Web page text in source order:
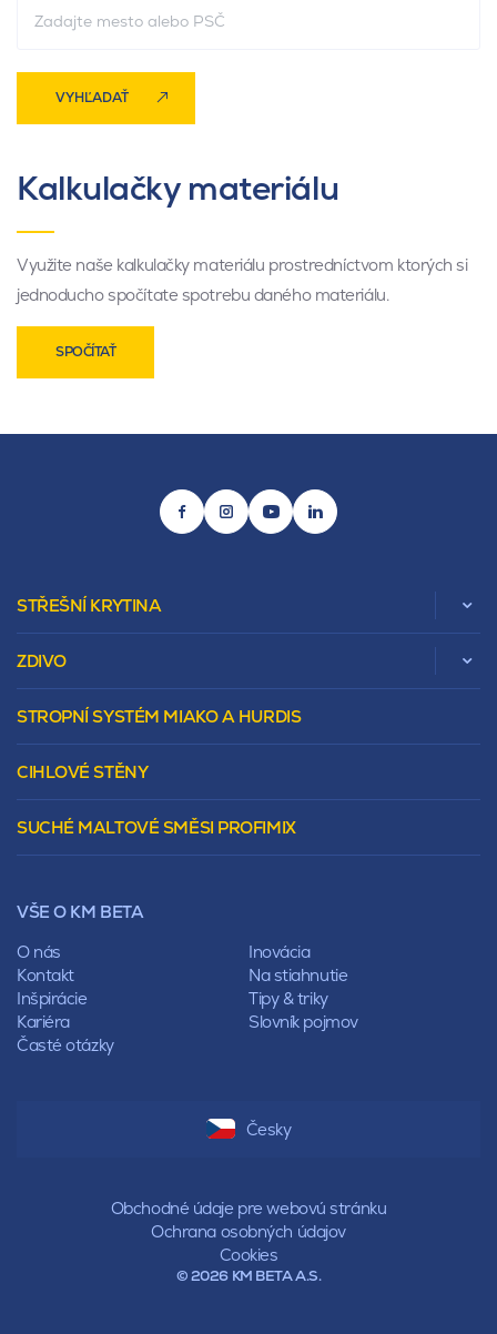
VYHĽADAŤ
Kalkulačky materiálu
Využite naše kalkulačky materiálu prostredníctvom ktorých si
jednoducho spočítate spotrebu daného materiálu.
SPOČÍTAŤ
STŘEŠNÍ KRYTINA
Beta
Sedlová
Valbová
Stanová
Mansardová
Pultová
Sedlová
Polovalbová
Stanová
Mansardová
Pultová
Hodonka
ZDIVO
Murovacie bloky
Tepelnoizolačný prvok
Vencovky
Preklady
Lícové murivo
Pálené zdivo Profiblok
Nosné murivo
Priečky
Vencovky
Preklady
STROPNÍ SYSTÉM MIAKO A HURDIS
CIHLOVÉ STĚNY
SUCHÉ MALTOVÉ SMĚSI PROFIMIX
VŠE O KM BETA
O nás
Inovácia
Kontakt
Na stiahnutie
Inšpirácie
Tipy & triky
Kariéra
Slovník pojmov
Časté otázky
Česky
© 2026 KM BETA A.S.
Obchodné údaje pre webovú stránku
Ochrana osobných údajov
Cookies